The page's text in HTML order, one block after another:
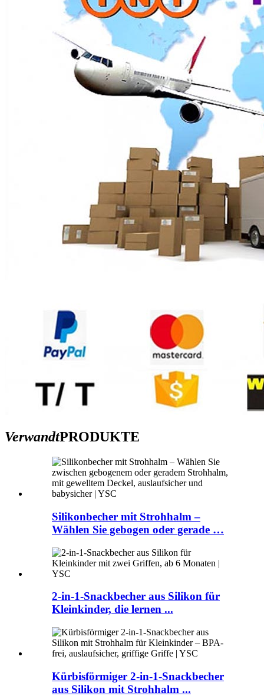
VerwandtPRODUKTE
Silikonbecher mit Strohhalm –
Wählen Sie gebogen oder gerade …
2-in-1-Snackbecher aus Silikon für
Kleinkinder, die lernen ...
Kürbisförmiger 2-in-1-Snackbecher
aus Silikon mit Strohhalm ...